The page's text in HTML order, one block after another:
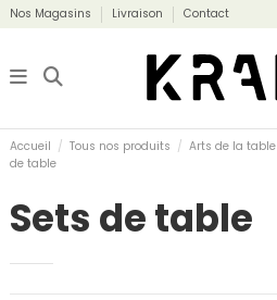
Nos Magasins Livraison Contact
Accueil Tous nos produits Arts de la table
de table
Sets de table